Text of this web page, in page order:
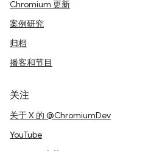
Chromium 更新
案例研究
归档
播客和节目
关注
关于 X 的 @ChromiumDev
YouTube